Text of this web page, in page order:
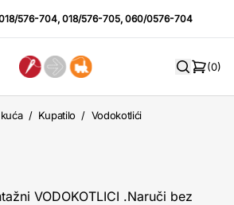
576-704,018/576-705,060/0576-704
(0)
/ Kupatilo / Vodokotlići
VODOKOTLICI .Naruči bez